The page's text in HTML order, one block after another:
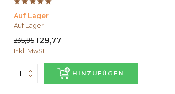
Auf Lager
Auf Lager
235,95 129,77
Inkl. MwSt.
HINZUFÜGEN